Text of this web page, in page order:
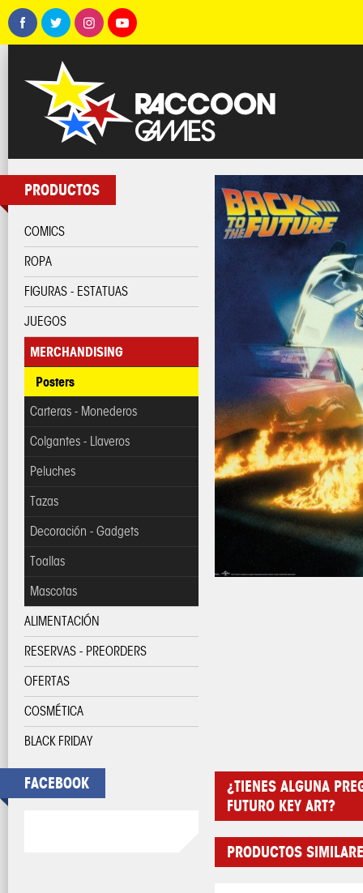
PRODUCTOS
COMICS
ROPA
FIGURAS - ESTATUAS
JUEGOS
MERCHANDISING
Posters
Carteras - Monederos
Colgantes - Llaveros
Peluches
Tazas
Decoración - Gadgets
Toallas
Mascotas
ALIMENTACIÓN
RESERVAS - PREORDERS
OFERTAS
COSMÉTICA
BLACK FRIDAY
FACEBOOK
¿TIENES ALGUNA
FUTURO KEY ART?
PRODUCTOS